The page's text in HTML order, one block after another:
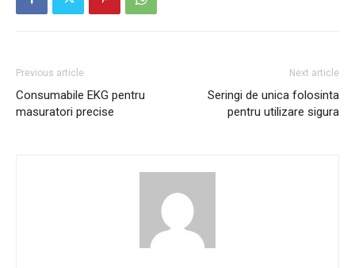
Previous article
Consumabile EKG pentru
masuratori precise
Next article
Seringi de unica folosinta
pentru utilizare sigura